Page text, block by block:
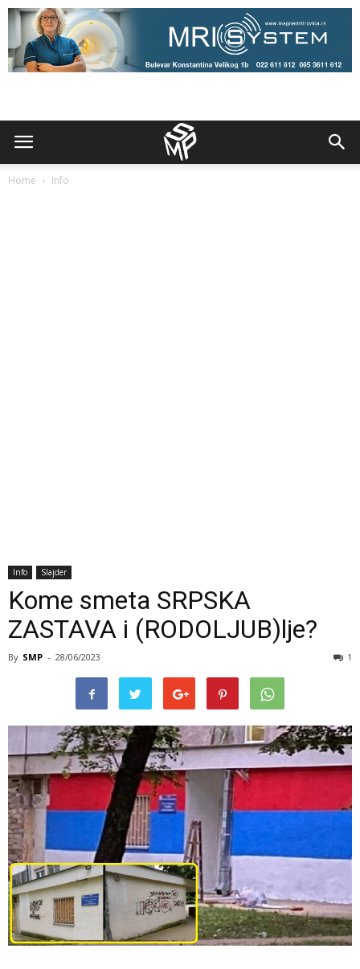
Home Info
Info Slajder
Kome smeta SRPSKA
ZASTAVA i (RODOLJUB)lje?
By SMP - 28/06/2023 1